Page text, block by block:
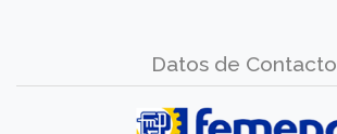
Datos de Contacto